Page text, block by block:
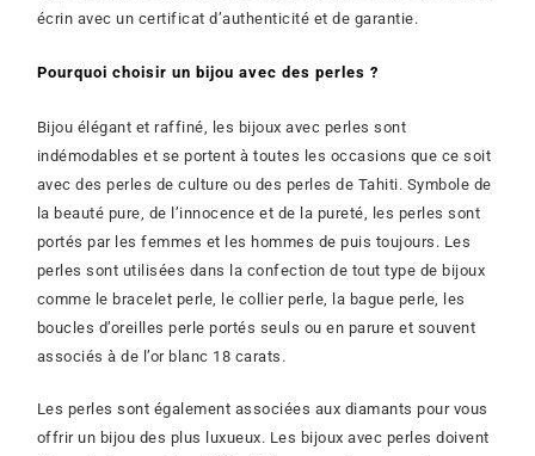
écrin avec un certificat d’authenticité et de garantie.
Pourquoi choisir un bijou avec des perles ?
Bijou élégant et raffiné, les bijoux avec perles sont
indémodables et se portent à toutes les occasions que ce soit
avec des perles de culture ou des perles de Tahiti. Symbole de
la beauté pure, de l’innocence et de la pureté, les perles sont
portés par les femmes et les hommes de puis toujours. Les
perles sont utilisées dans la confection de tout type de bijoux
comme le bracelet perle, le collier perle, la bague perle, les
boucles d’oreilles perle portés seuls ou en parure et souvent
associés à de l’or blanc 18 carats.
Les perles sont également associées aux diamants pour vous
offrir un bijou des plus luxueux. Les bijoux avec perles doivent